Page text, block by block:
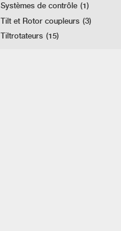
Systèmes de contrôle (1)
Tilt et Rotor coupleurs (3)
Tiltrotateurs (15)